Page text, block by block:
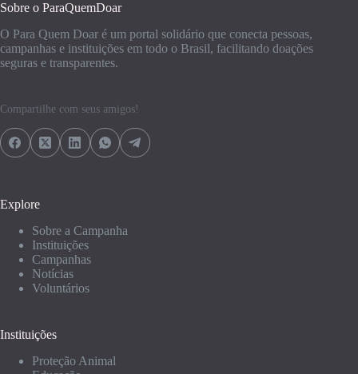
Sobre o ParaQuemDoar
O Para Quem Doar é um portal solidário que conecta pessoas,
campanhas e instituições em todo o Brasil, facilitando doações
seguras e transparentes.
Compartilhe com seus amigos!
Explore
Sobre a Campanha
Instituições
Campanhas
Notícias
Voluntários
Instituições
Proteção Animal